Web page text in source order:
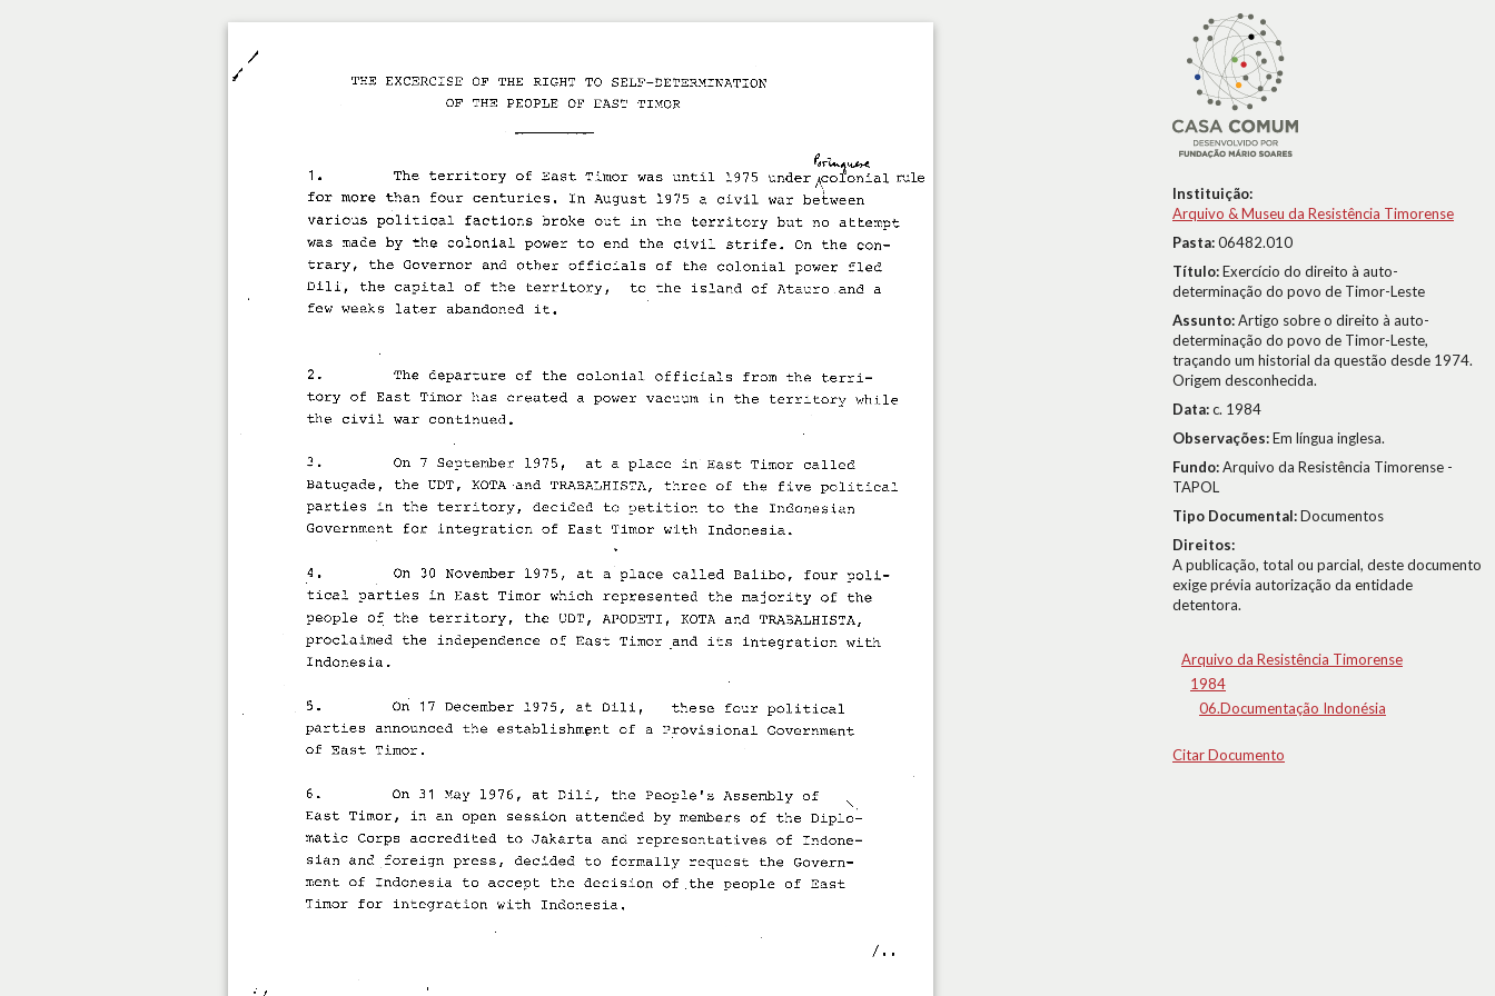
Instituição:
Arquivo & Museu da Resistência Timorense
Pasta:06482.010
Título:Exercício do direito à auto-
determinação do povo de Timor-Leste
Assunto:Artigo sobre o direito à auto-
determinação do povo de Timor-Leste,
traçando um historial da questão desde 1974.
Origem desconhecida.
Data:c. 1984
Observações:Em língua inglesa.
Fundo:Arquivo da Resistência Timorense -
TAPOL
Tipo Documental:Documentos
Direitos:
A publicação, total ou parcial, deste documento
exige prévia autorização da entidade
detentora.
Arquivo da Resistência Timorense
1984
06.Documentação Indonésia
Citar Documento